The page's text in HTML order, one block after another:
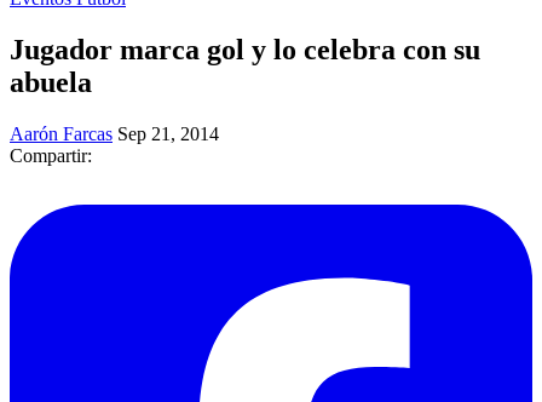
Jugador marca gol y lo celebra con su
abuela
Aarón Farcas Sep 21, 2014
Compartir: